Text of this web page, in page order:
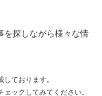
を探しながら様々な情
ております。
ックしてみてください。